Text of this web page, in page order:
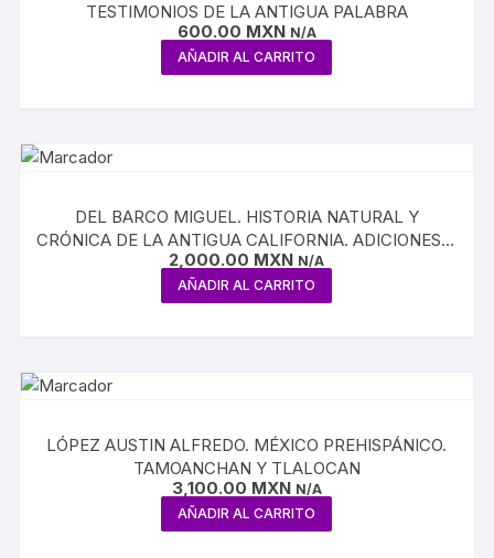
TESTIMONIOS DE LA ANTIGUA PALABRA
600.00 MXN N/A
AÑADIR AL CARRITO
DEL BARCO MIGUEL. HISTORIA NATURAL Y
CRÓNICA DE LA ANTIGUA CALIFORNIA. ADICIONES Y
CORRECCIONES A LA NOTICIA DE MIGUEL VENEGAS
2,000.00 MXN N/A
AÑADIR AL CARRITO
LÓPEZ AUSTIN ALFREDO. MÉXICO PREHISPÁNICO.
TAMOANCHAN Y TLALOCAN
3,100.00 MXN N/A
AÑADIR AL CARRITO